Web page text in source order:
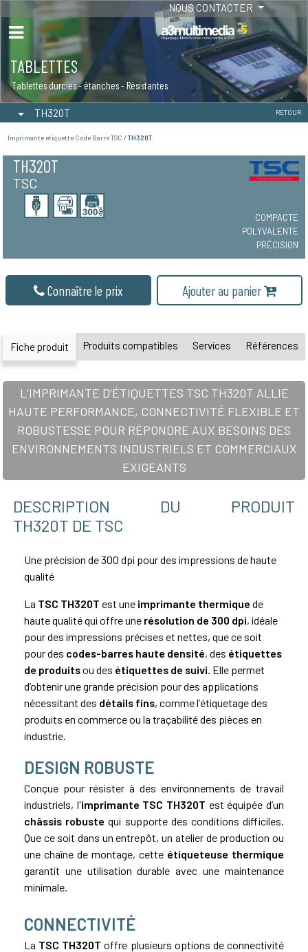
NOUS CONTACTER
TABLETTES
Tablettes durcies - étanches - Résistantes
TH320T RETOUR
Imprimante etiquette Code Barre TSC / TH320T
TH320T
TSC
COMPACTE
POLYVALENTE
PRÉCISION
Connaître le prix Ajouter au panier
Fiche produit Produits compatibles Services Références
L’IMPRIMANTE D’ÉTIQUETTES TSC TH320T ALLIE
HAUTE PERFORMANCE, CONNECTIVITÉ FLEXIBLE ET
ROBUSTESSE POUR RÉPONDRE AUX BESOINS DES
ENVIRONNEMENTS INDUSTRIELS ET COMMERCIAUX
EXIGEANTS
DESCRIPTION DU PRODUIT
TH320T DE TSC
Une précision de 300 dpi pour des impressions de haute
qualité
La TSC TH320T est une imprimante thermiquede
haute qualité qui offre une résolution de 300 dpi, idéale
pour des impressions précises et nettes, que ce soit
pour des codes-barres haute densité, des étiquettes
de produitsou des étiquettes de suivi . Elle permet
d’obtenir une grande précision pour des applications
nécessitant des détails fins, comme l’étiquetage des
produits en commerce ou la traçabilité des pièces en
industrie.
DESIGN ROBUSTE
Conçue pour résister à des environnements de travail
industriels, l'imprimante TSC TH320T est équipée d’un
châssis robuste qui supporte des conditions difficiles.
Que ce soit dans un entrepôt, un atelier de production ou
une chaîne de montage, cette étiqueteuse thermique
garantit une utilisation durable avec une maintenance
minimale.
CONNECTIVITÉ
La TSC TH320T offre plusieurs options de connectivité